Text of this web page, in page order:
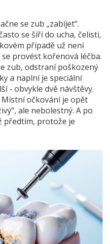
se zub „zabíjet“.
se šíří do ucha, čelisti,
případě už není
provést kořenová léčba.
zub, odstraní poškozený
a naplní je speciální
- obvykle dvě návštěvy.
očkování je opět
ale nebolestný. A po
předtím, protože je